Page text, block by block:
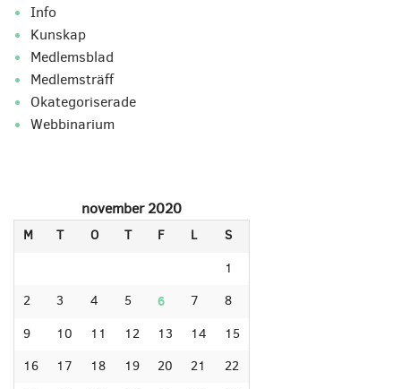
Info
Kunskap
Medlemsblad
Medlemsträff
Okategoriserade
Webbinarium
november 2020
M T O T F L
S
1
2
3 4 5 6 7
8
9
10 11 12 13 14
15
16
17 18 19 20 21
22